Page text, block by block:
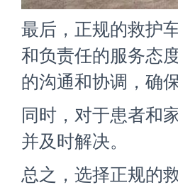
最后，正规的救护
和负责任的服务态
的沟通和协调，确
同时，对于患者和
并及时解决。
总之，选择正规的